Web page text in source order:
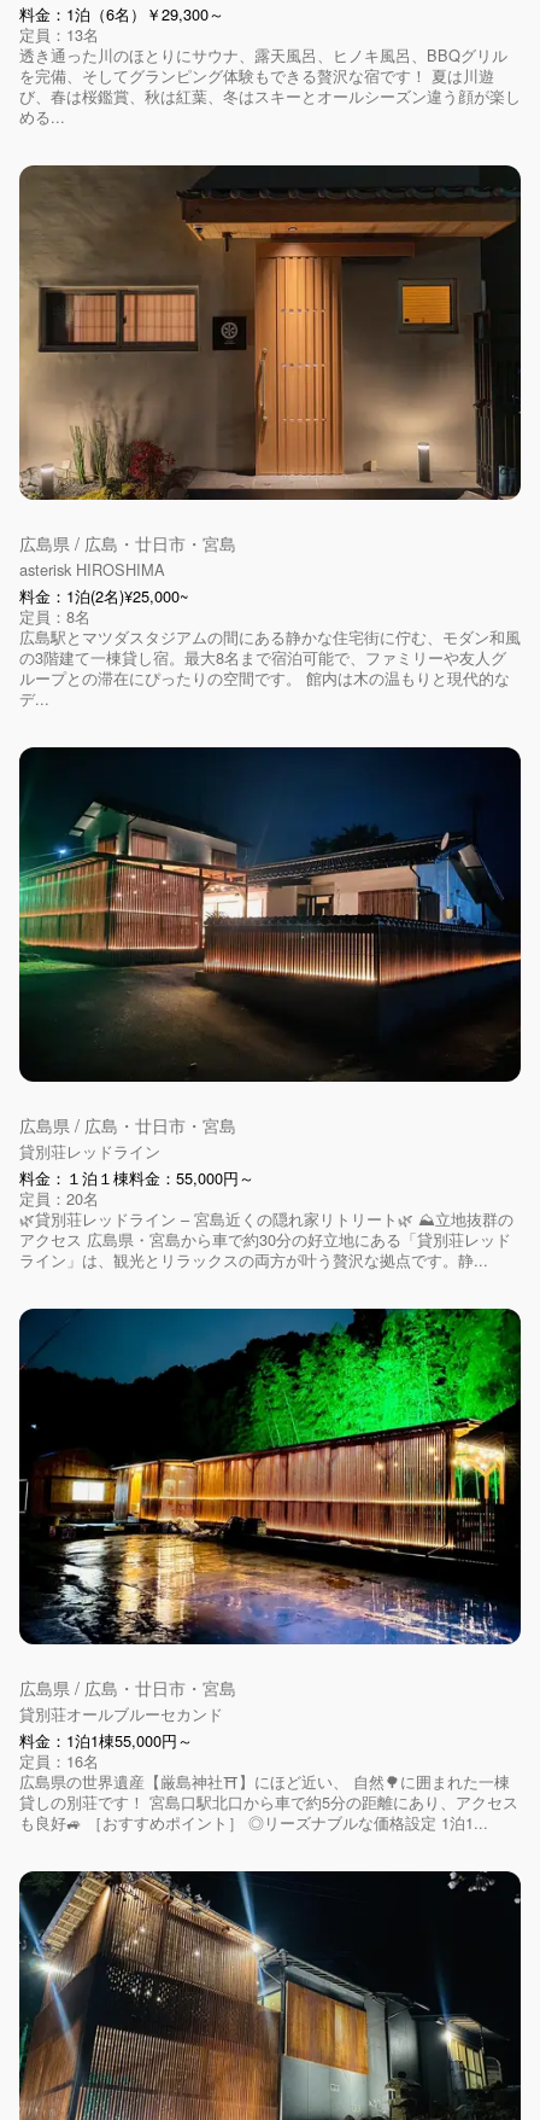
料金：1泊（6名）￥29,300～
定員：13名
透き通った川のほとりにサウナ、露天風呂、ヒノキ風呂、BBQグリル
を完備、そしてグランピング体験もできる贅沢な宿です！ 夏は川遊
び、春は桜鑑賞、秋は紅葉、冬はスキーとオールシーズン違う顔が楽し
める...
広島県 / 広島・廿日市・宮島
asterisk HIROSHIMA
料金：1泊(2名)¥25,000~
定員：8名
広島駅とマツダスタジアムの間にある静かな住宅街に佇む、モダン和風
の3階建て一棟貸し宿。最大8名まで宿泊可能で、ファミリーや友人グ
ループとの滞在にぴったりの空間です。 館内は木の温もりと現代的な
デ...
広島県 / 広島・廿日市・宮島
貸別荘レッドライン
料金：１泊１棟料金：55,000円～
定員：20名
🌿貸別荘レッドライン – 宮島近くの隠れ家リトリート🌿 ⛰️立地抜群の
アクセス 広島県・宮島から車で約30分の好立地にある「貸別荘レッド
ライン」は、観光とリラックスの両方が叶う贅沢な拠点です。静...
広島県 / 広島・廿日市・宮島
貸別荘オールブルーセカンド
料金：1泊1棟55,000円～
定員：16名
広島県の世界遺産【厳島神社⛩】にほど近い、 自然🌳に囲まれた一棟
貸しの別荘です！ 宮島口駅北口から車で約5分の距離にあり、アクセス
も良好🚙 ［おすすめポイント］ ◎リーズナブルな価格設定 1泊1...